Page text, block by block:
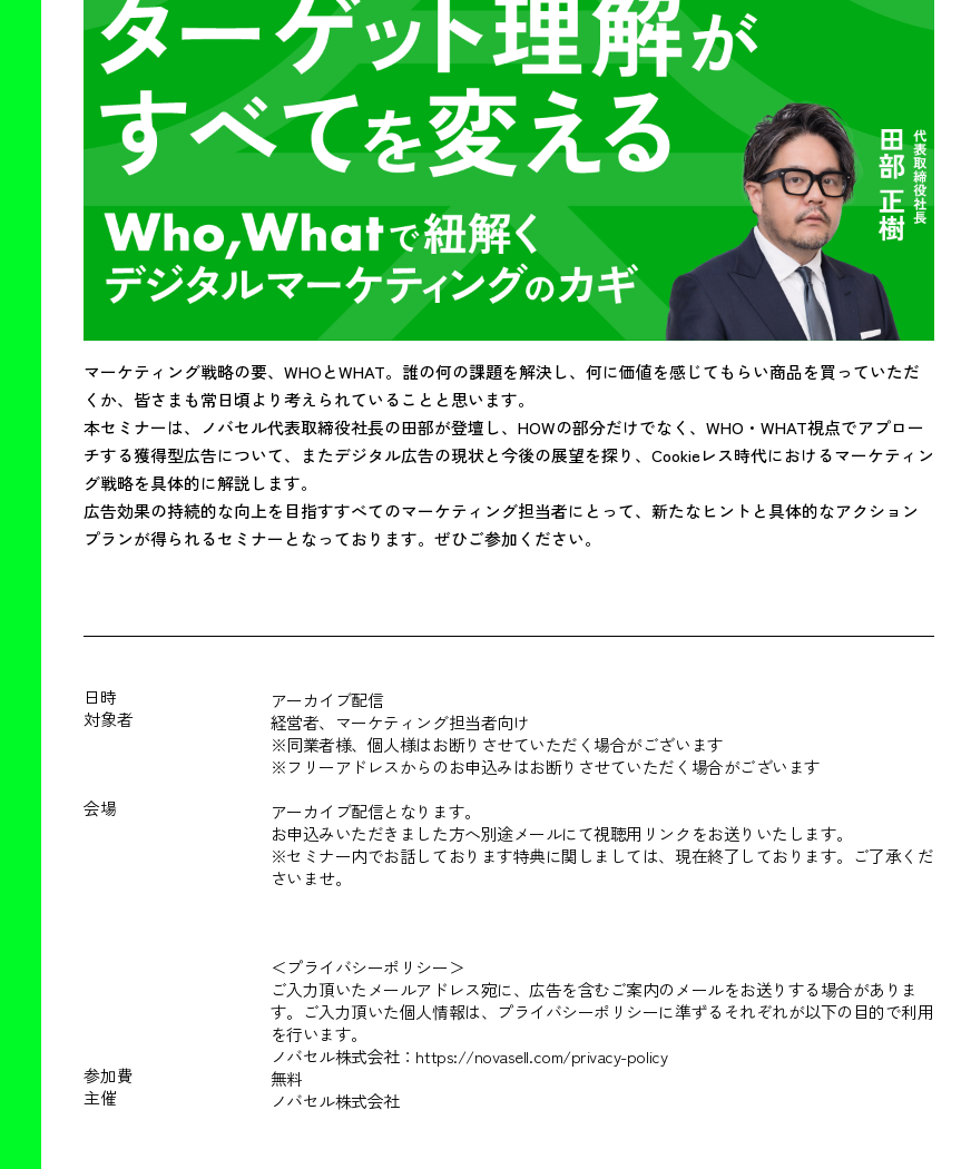
マーケティング戦略の要、WHOとWHAT。誰の何の課題を解決し、何に価値を感じてもらい商品を買っていただ
くか、皆さまも常日頃より考えられていることと思います。
本セミナーは、ノバセル代表取締役社長の田部が登壇し、HOWの部分だけでなく、WHO・WHAT視点でアプロー
チする獲得型広告について、またデジタル広告の現状と今後の展望を探り、Cookieレス時代におけるマーケティン
グ戦略を具体的に解説します。
広告効果の持続的な向上を目指すすべてのマーケティング担当者にとって、新たなヒントと具体的なアクション
プランが得られるセミナーとなっております。ぜひご参加ください。
日時
アーカイブ配信
対象者
経営者、マーケティング担当者向け
※同業者様、個人様はお断りさせていただく場合がございます
※フリーアドレスからのお申込みはお断りさせていただく場合がございます
会場
アーカイブ配信となります。
お申込みいただきました方へ別途メールにて視聴用リンクをお送りいたします。
‍‍‍※セミナー内でお話しております特典に関しましては、現在終了しております。ご了承くだ
さいませ。
＜プライバシーポリシー＞
ご入力頂いたメールアドレス宛に、広告を含むご案内のメールをお送りする場合がありま
す。ご入力頂いた個人情報は、プライバシーポリシーに準ずるそれぞれが以下の目的で利用
を行います。
ノバセル株式会社：https://novasell.com/privacy-policy
参加費
無料
主催
ノバセル株式会社